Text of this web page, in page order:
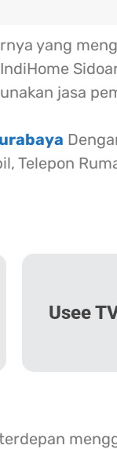
yang
jasa
Telepon
Usee